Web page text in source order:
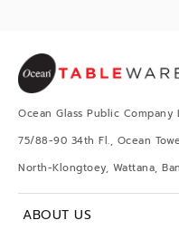
Ocean Glass Public Company
75/88-90 34th Fl., Ocean
North-Klongtoey, Wattana,
ABOUT US